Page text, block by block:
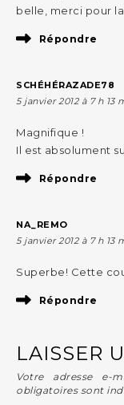
belle, merci pour la
Répondre
SCHÉHÉRAZADE78
5 janvier 2012 à 7 h 13
Magnifique !
Il est absolument
Répondre
NA_REMO
5 janvier 2012 à 7 h 13
Superbe! Cette
Répondre
LAISSER
Votre adresse e-
obligatoires sont